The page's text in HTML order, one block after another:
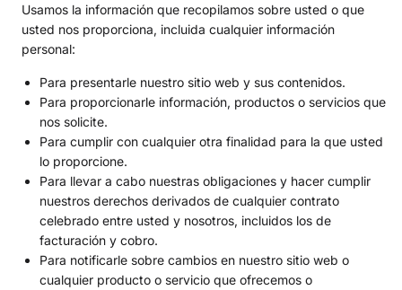
Usamos la información que recopilamos sobre usted o que
usted nos proporciona, incluida cualquier información
personal:
Para presentarle nuestro sitio web y sus contenidos.
Para proporcionarle información, productos o servicios que
nos solicite.
Para cumplir con cualquier otra finalidad para la que usted
lo proporcione.
Para llevar a cabo nuestras obligaciones y hacer cumplir
nuestros derechos derivados de cualquier contrato
celebrado entre usted y nosotros, incluidos los de
facturación y cobro.
Para notificarle sobre cambios en nuestro sitio web o
cualquier producto o servicio que ofrecemos o